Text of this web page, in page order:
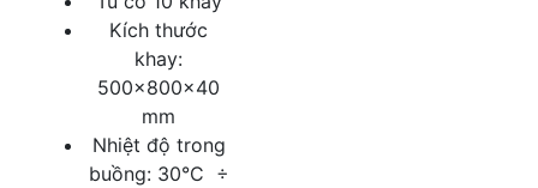
Kích thước
khay:
500x800x40
mm
Nhiệt độ trong
buồng: 30°C ÷